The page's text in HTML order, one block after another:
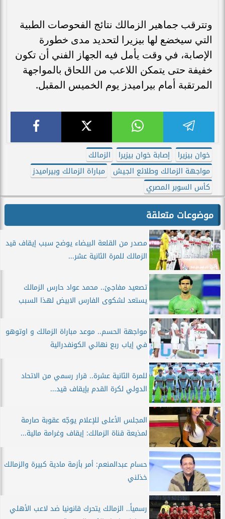
وتترقب جماهير الزمالك نتائج الفحوصات الطبية
التي سيخضع لها بيزيرا لتحديد مدى خطورة
الإصابة، في وقت يأمل فيه الجهاز الفني أن تكون
خفيفة حتى يتمكن اللاعب من اللحاق بالمواجهة
المرتقبة أمام بيراميدز يوم الخميس المقبل.
خوان بيزيرا إصابة خوان بيزيرا
الزمالك
مواجهة الزمالك وطلائع الجيش
مباراة الزمالك وبيراميدز
كأس السوبر المصري
موضوعات متعلقة
مصدر من القلعة البيضاء يوضح سبب إيقاف قيد
الزمالك للمرة الثانية عشر...
تصعيد مفاجئ.. محمد عواد حارس الزمالك
يستعد لشكوى الفارس الابيض لهذا السبب
مواجهة الحسم.. موعد مباراة الزمالك و اوتوهو
في إياب ربع نهائي الكونفدرالية
للمرة الثانية عشرة.. قرار رسمي من الاتحاد
الدولي لكرة القدم بإيقاف قيد...
المجلس الأعلى للإعلام يوجّه عقوبة صارمة
لمذيعة قناة الزمالك: إيقاف وغرامة مالية...
حسام عبدالمنعم: أمر بأزمة مادية كبيرة والزمالك
خذلني
رسمياً.. الزمالك يتحرك قانونيا ضد لاعب الأهلي